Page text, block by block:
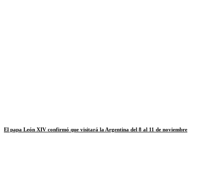
El papa León XIV confirmó que visitará la Argentina del 8 al 11 de noviembre